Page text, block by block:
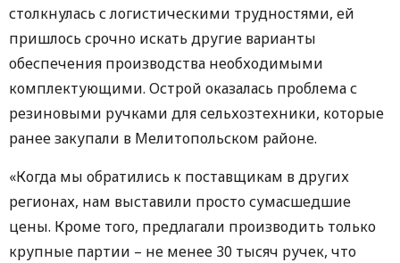
столкнулась с логистическими трудностями, ей
пришлось срочно искать другие варианты
обеспечения производства необходимыми
комплектующими. Острой оказалась проблема с
резиновыми ручками для сельхозтехники, которые
ранее закупали в Мелитопольском районе.
«Когда мы обратились к поставщикам в других
регионах, нам выставили просто сумасшедшие
цены. Кроме того, предлагали производить только
крупные партии – не менее 30 тысяч ручек, что